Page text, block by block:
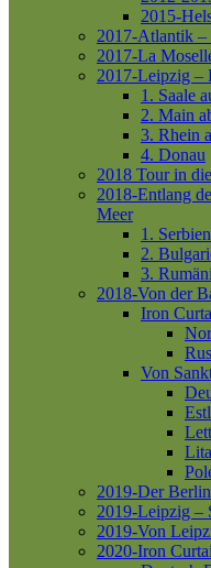
2015-
2017-Atlantik –
2017-La
2017-Leipzig –
1. Saale
2. Main
3. Rhein
4. Donau
2018 Tour in
2018-Entlang
Meer
1. Serbien
2.
3.
2018-Von der
Iron
Von
2019-Der
2019-Leipzig –
2019-Von
2020-Iron